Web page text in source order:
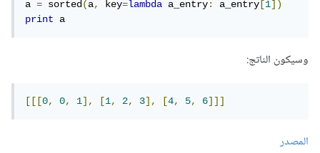
a = sorted(a, key=lambda a_entry: a_entry [1])
print
a
وسيكون الناتج:
[[[0, 0, 1], [1, 2, 3], [4, 5, 6]]]
المصدر